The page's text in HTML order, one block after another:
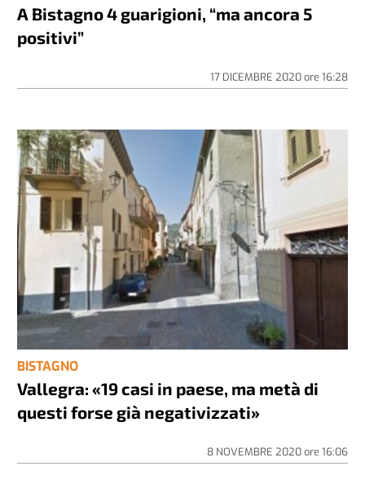
A Bistagno 4 guarigioni, “ma ancora 5
positivi”
17 DICEMBRE 2020ore 16:28
BISTAGNO
Vallegra: «19 casi in paese, ma metà di
questi forse già negativizzati»
8 NOVEMBRE 2020ore 16:06